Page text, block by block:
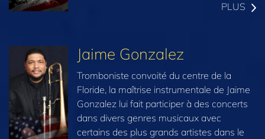
PLUS
Jaime Gonzalez
Tromboniste convoité du centre de la
Floride, la maîtrise instrumentale de Jaime
Gonzalez lui fait participer à des concerts
dans divers genres musicaux avec
certains des plus grands artistes dans le